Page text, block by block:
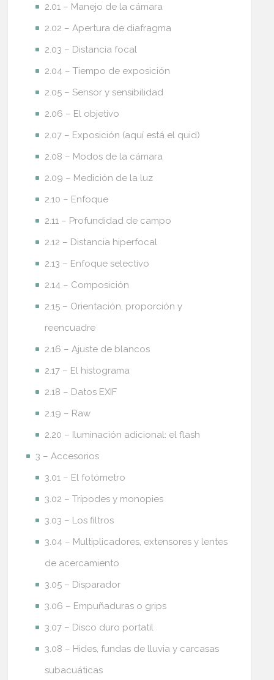
2.01 – Manejo de la cámara
2.02 – Apertura de diafragma
2.03 – Distancia focal
2.04 – Tiempo de exposición
2.05 – Sensor y sensibilidad
2.06 – El objetivo
2.07 – Exposición (aquí está el quid)
2.08 – Modos de la cámara
2.09 – Medición de la luz
2.10 – Enfoque
2.11 – Profundidad de campo
2.12 – Distancia hiperfocal
2.13 – Enfoque selectivo
2.14 – Composición
2.15 – Orientación, proporción y
reencuadre
2.16 – Ajuste de blancos
2.17 – El histograma
2.18 – Datos EXIF
2.19 – Raw
2.20 – Iluminación adicional: el flash
3 – Accesorios
3.01 – El fotómetro
3.02 – Trípodes y monopies
3.03 – Los filtros
3.04 – Multiplicadores, extensores y lentes
de acercamiento
3.05 – Disparador
3.06 – Empuñaduras o grips
3.07 – Disco duro portatil
3.08 – Hides, fundas de lluvia y carcasas
subacuáticas